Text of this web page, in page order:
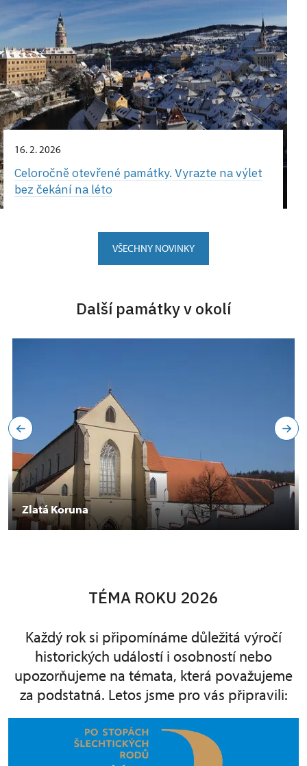
16. 2. 2026
Celoročně otevřené památky. Vyrazte na výlet
bez čekání na léto
VŠECHNY NOVINKY
Další památky v okolí
Zlatá Koruna
TÉMA ROKU 2026
Každý rok si připomínáme důležitá výročí
historických událostí i osobností nebo
upozorňujeme na témata, která považujeme
za podstatná. Letos jsme pro vás připravili: